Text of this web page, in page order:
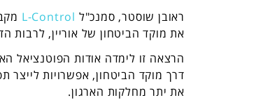
ראובן שוסטר, סמנכ"ל L-Control
את מוקד הביטחון של אוריין, לרבות
הרצאה זו לימדה אודות הפוטנציאל
דרך מוקד הביטחון, אפשרויות לייצר
את יתר מחלקות הארגון.